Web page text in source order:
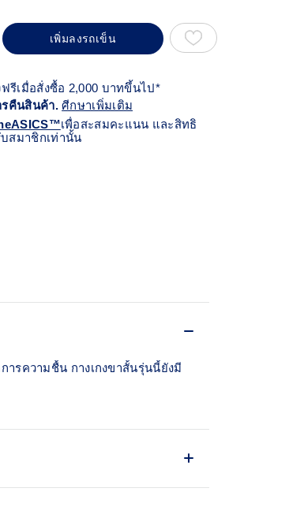
เพิ่มลงรถเข็น
รีเมื่อสั่งซื้อ 2,000 บาทขึ้นไป*
รคืนสินค้า.ศีกษาเพิ่มเติม
เพื่อสะสมคะแนน และสิทธิ
สมาชิกเท่านั้น
รความชื้น กางเกงขาสั้นรุ่นนี้ยังมี